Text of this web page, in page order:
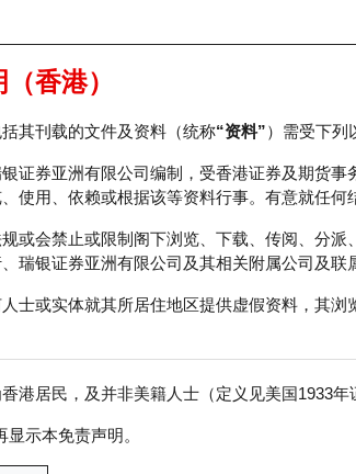
美股指数产品 轮证市场统计 正股数据及市
香港）
其刊载的文件及资料（统称“资料”）需受下列
证券亚洲有限公司编制，受香港证券及期货
使用、依赖或根据该等资料行事。有意就任
或会禁止或限制阁下浏览、下载、传阅、分
瑞银证券亚洲有限公司及其相关附属公司及联
士或实体就其所居住地区提供虚假资料，其
港居民，及并非美籍人士（定义见美国1933
显示本免责声明。
析仪
计 比较
认购 3323 中国建材